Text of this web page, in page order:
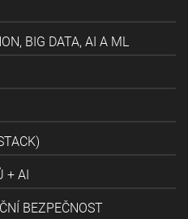
BIG DATA, AI A ML
+ AI
BEZPEČNOST